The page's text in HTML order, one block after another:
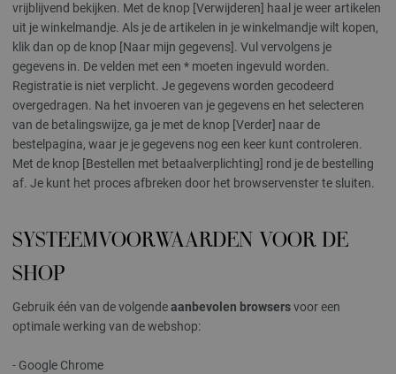
vrijblijvend bekijken. Met de knop [Verwijderen] haal je weer artikelen
uit je winkelmandje. Als je de artikelen in je winkelmandje wilt kopen,
klik dan op de knop [Naar mijn gegevens]. Vul vervolgens je
gegevens in. De velden met een * moeten ingevuld worden.
Registratie is niet verplicht. Je gegevens worden gecodeerd
overgedragen. Na het invoeren van je gegevens en het selecteren
van de betalingswijze, ga je met de knop [Verder] naar de
bestelpagina, waar je je gegevens nog een keer kunt controleren.
Met de knop [Bestellen met betaalverplichting] rond je de bestelling
af. Je kunt het proces afbreken door het browservenster te sluiten.
SYSTEEMVOORWAARDEN VOOR DE
SHOP
Gebruik één van de volgendeaanbevolen browsersvoor een
optimale werking van de webshop:
- Google Chrome